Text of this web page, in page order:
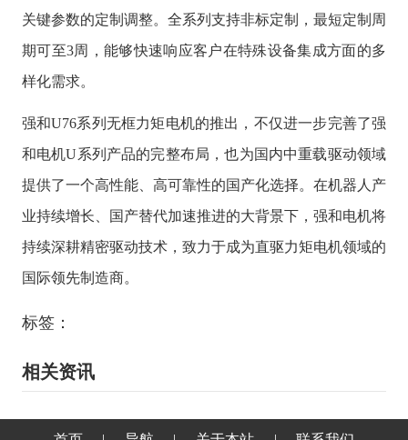
关键参数的定制调整。全系列支持非标定制，最短定制周
期可至3周，能够快速响应客户在特殊设备集成方面的多
样化需求。
强和U76系列无框力矩电机的推出，不仅进一步完善了强
和电机U系列产品的完整布局，也为国内中重载驱动领域
提供了一个高性能、高可靠性的国产化选择。在机器人产
业持续增长、国产替代加速推进的大背景下，强和电机将
持续深耕精密驱动技术，致力于成为直驱力矩电机领域的
国际领先制造商。
标签：
相关资讯